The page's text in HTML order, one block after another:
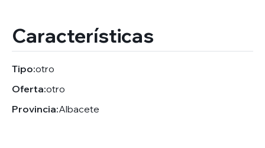
Características
Tipo:otro
Oferta:otro
Provincia:Albacete